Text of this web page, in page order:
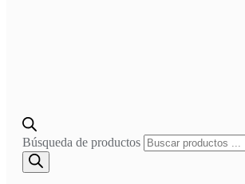
Búsqueda de productos